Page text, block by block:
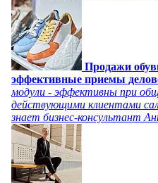
Продажи
эффективные приемы
модули - эффективны при
действующими клиентами
знает бизнес-консультант